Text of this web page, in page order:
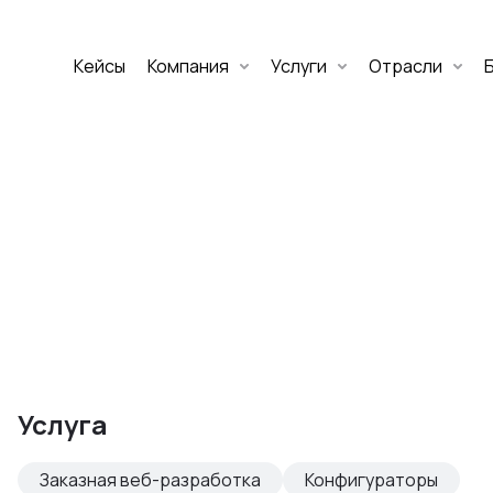
Кейсы Компания Услуги Отрасли
Услуга
Заказная веб-разработка
Конфигураторы